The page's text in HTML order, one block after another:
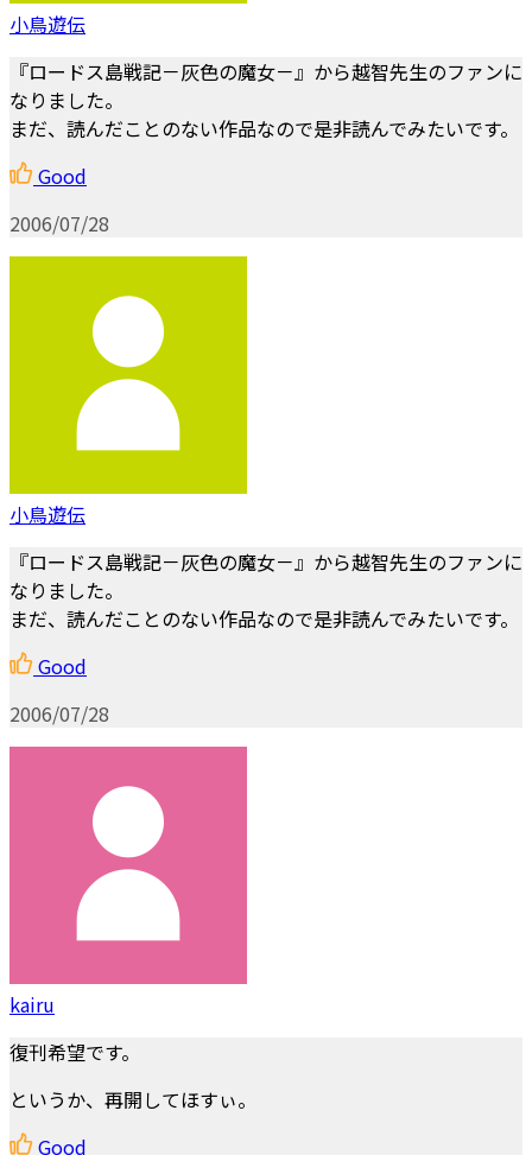
小鳥遊伝
『ロードス島戦記－灰色の魔女－』から越智先生のファンに
なりました。
まだ、読んだことのない作品なので是非読んでみたいです。
Good
2006/07/28
小鳥遊伝
『ロードス島戦記－灰色の魔女－』から越智先生のファンに
なりました。
まだ、読んだことのない作品なので是非読んでみたいです。
Good
2006/07/28
kairu
復刊希望です。
というか、再開してほすぃ。
Good